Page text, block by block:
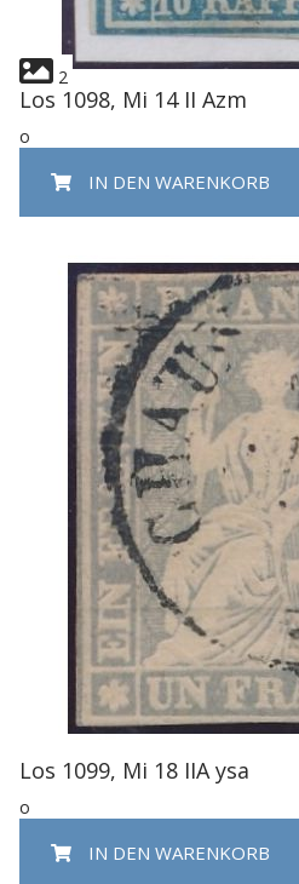
2
Los 1098, Mi 14 II Azm
o
IN DEN WARENKORB
Los 1099, Mi 18 IIA ysa
o
IN DEN WARENKORB